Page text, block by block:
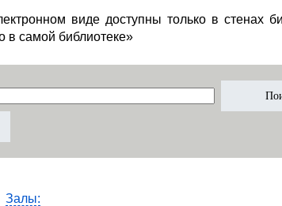
виде доступны только в стенах
в самой библиотеке»
Залы: